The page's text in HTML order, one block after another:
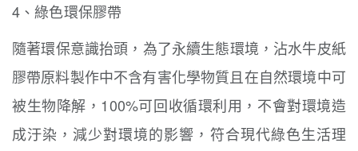
4、綠色環保膠帶
隨著環保意識抬頭，為了永續生態環境，沾水牛皮紙
膠帶原料製作中不含有害化學物質且在自然環境中可
被生物降解，100%可回收循環利用，不會對環境造
成汙染，減少對環境的影響，符合現代綠色生活理